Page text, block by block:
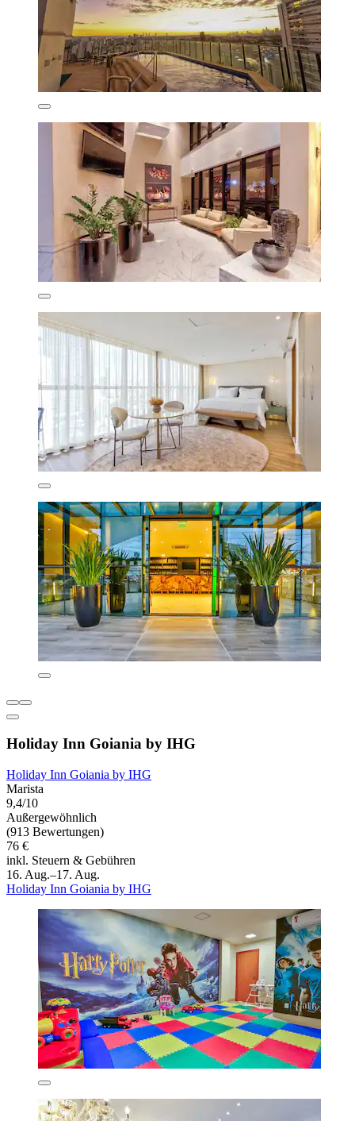
Holiday Inn Goiania by IHG
Holiday Inn Goiania by IHG
Marista
9,4/10
Außergewöhnlich
(913 Bewertungen)
76 €
inkl. Steuern & Gebühren
16. Aug.–17. Aug.
Holiday Inn Goiania by IHG